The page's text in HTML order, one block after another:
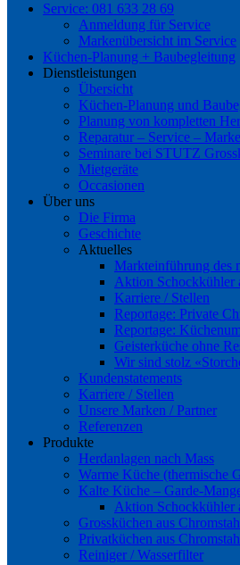
Service: 081 633 28 69
Anmeldung für Service
Markenübersicht im Service
Küchen-Planung + Baubegleitung
Dienstleistungen
Übersicht
Küchen-Planung und
Planung von kompletten
Reparatur – Service –
Seminare bei STUTZ
Mietgeräte
Occasionen
Über uns
Die Firma
Geschichte
Aktuelles
Markteinführung des
Aktion Schockkühler
Karriere / Stellen
Reportage: Private
Reportage:
Geisterküche ohne
Wir sind stolz
Kundenstatements
Karriere / Stellen
Unsere Marken / Partner
Referenzen
Produkte
Herdanlagen nach Mass
Warme Küche (thermische
Kalte Küche – Garde-
Aktion Schockkühler
Grossküchen aus
Privatküchen aus
Reiniger / Wasserfilter